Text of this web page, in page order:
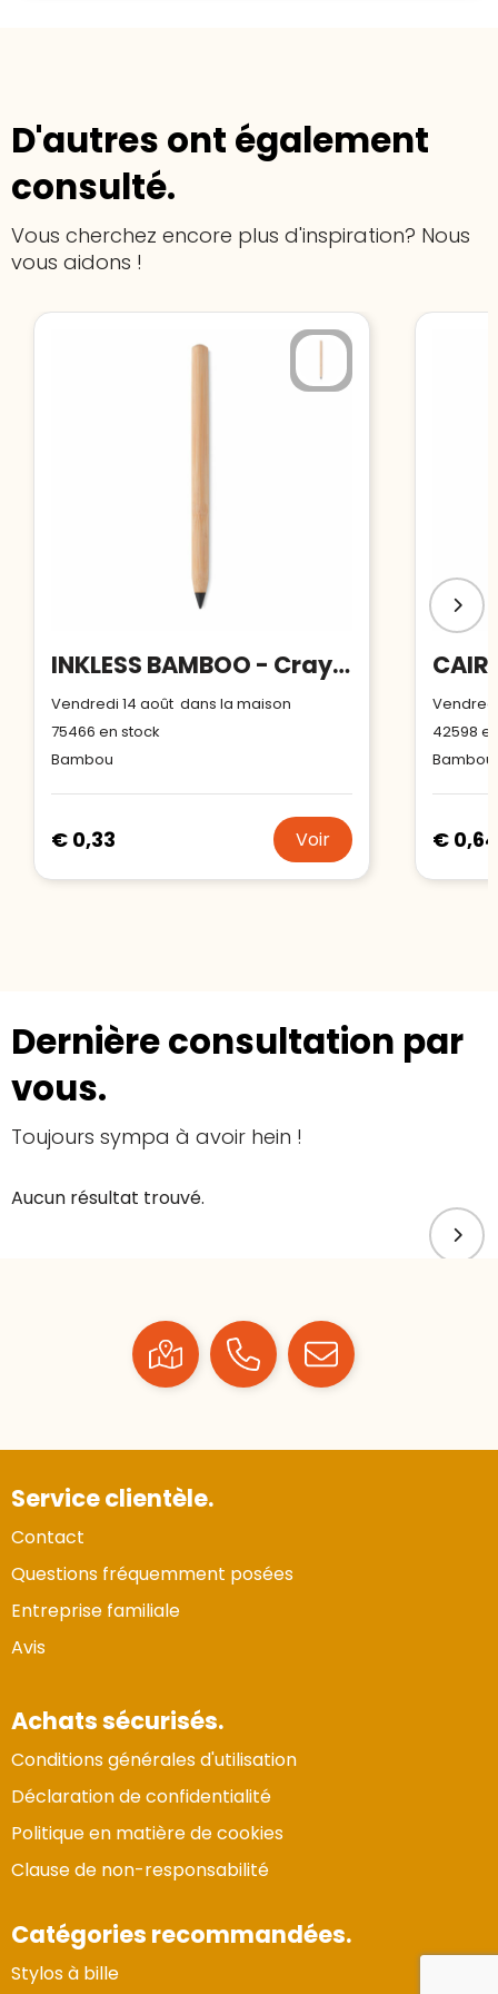
D'autres ont également
consulté.
Vous cherchez encore plus d'inspiration? Nous
vous aidons !
INKLESS BAMBOO - Crayon sans encre longue durée
Vendredi 14 août dans la maison
75466 en stock
Bambou
€ 0,33 Voir
42598
Bambou
€ 0,64
Dernière consultation par
vous.
Toujours sympa à avoir hein !
Aucun résultat trouvé.
Service clientèle.
Contact
Questions fréquemment posées
Entreprise familiale
Avis
Achats sécurisés.
Conditions générales d'utilisation
Déclaration de confidentialité
Politique en matière de cookies
Clause de non-responsabilité
Catégories recommandées.
Stylos à bille